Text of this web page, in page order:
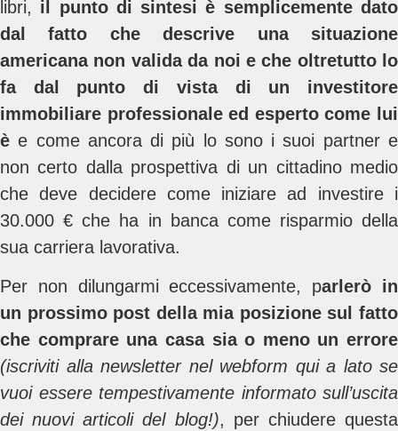
libri, il punto di sintesi è semplicemente dato
dal fatto che descrive una situazione
americana non valida da noi e che oltretutto lo
fa dal punto di vista di un investitore
immobiliare professionale ed esperto come lui
è e come ancora di più lo sono i suoi partner e
non certo dalla prospettiva di un cittadino medio
che deve decidere come iniziare ad investire i
30.000 € che ha in banca come risparmio della
sua carriera lavorativa.
Per non dilungarmi eccessivamente, parlerò in
un prossimo post della mia posizione sul fatto
che comprare una casa sia o meno un errore
(iscriviti alla newsletter nel webform qui a lato se
vuoi essere tempestivamente informato sull’uscita
dei nuovi articoli del blog!), per chiudere questa